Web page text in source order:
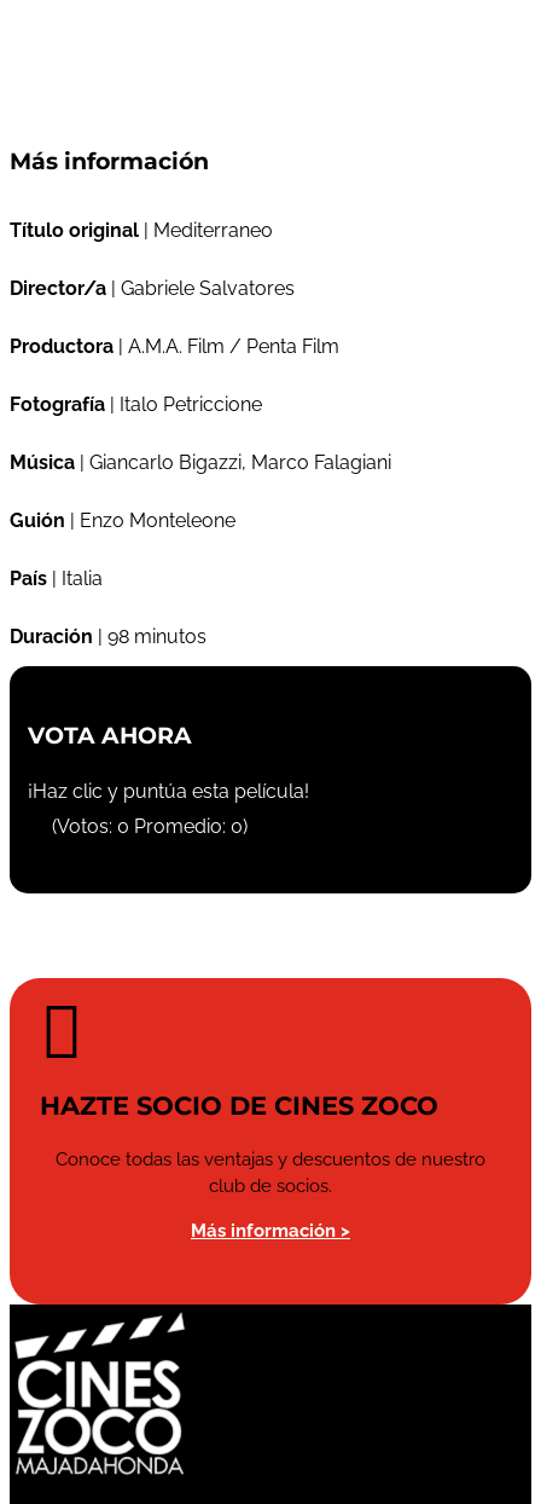
Más información
Título original | Mediterraneo
Director/a | Gabriele Salvatores
Productora | A.M.A. Film / Penta Film
Fotografía | Italo Petriccione
Música | Giancarlo Bigazzi, Marco Falagiani
Guión | Enzo Monteleone
País | Italia
Duración | 98 minutos
VOTA AHORA
¡Haz clic y puntúa esta película!
(Votos: 0 Promedio: 0)

HAZTE SOCIO DE CINES ZOCO
Conoce todas las ventajas y descuentos de nuestro
club de socios.
Más información >